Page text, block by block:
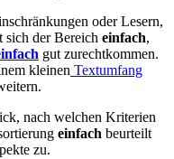
oder Lesern,
sich der Bereich einfach,
gut zurechtkommen.
kleinen Textumfang
nach welchen Kriterien
einfach beurteilt
zu.